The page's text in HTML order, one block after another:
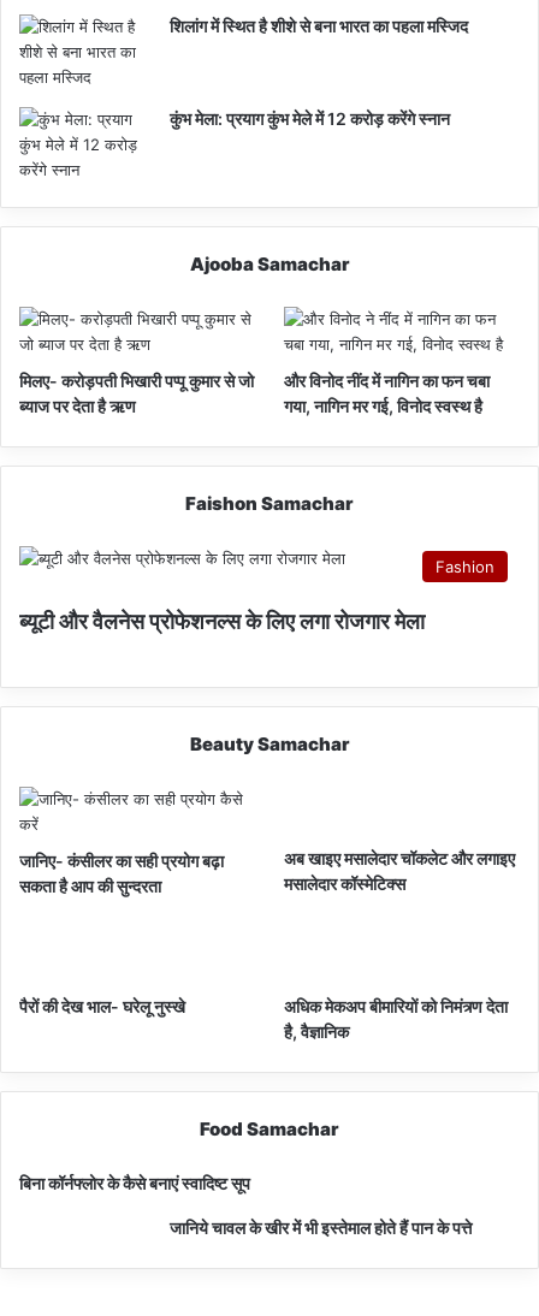
शिलांग में स्थित है शीशे से बना भारत का पहला मस्जिद
कुंभ मेला: प्रयाग कुंभ मेले में 12 करोड़ करेंगे स्नान
Ajooba Samachar
मिलए- करोड़पती भिखारी पप्पू कुमार से जो
ब्याज पर देता है ऋण
और विनोद नींद में नागिन का फन चबा
गया, नागिन मर गई, विनोद स्वस्थ है
Faishon Samachar
Fashion
ब्यूटी और वैलनेस प्रोफेशनल्स के लिए लगा रोजगार मेला
Beauty Samachar
जानिए- कंसीलर का सही प्रयोग बढ़ा
सकता है आप की सुन्दरता
अब खाइए मसालेदार चॉकलेट और लगाइए
मसालेदार कॉस्‍मेटिक्‍स
पैरों की देख भाल- घरेलू नुस्खे
अधिक मेकअप बीमारियों को निमंत्र्ण देता
है, वैज्ञानिक
Food Samachar
बिना कॉर्नफ्लोर के कैसे बनाएं स्वादिष्ट सूप
जानिये चावल के खीर में भी इस्तेमाल होते हैं पान के पत्ते